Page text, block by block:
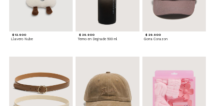
$ 12.900
Llavero Nube
$ 29.900
Termo en Degrade 500 ml
$ 29.900
Gorra Corazon